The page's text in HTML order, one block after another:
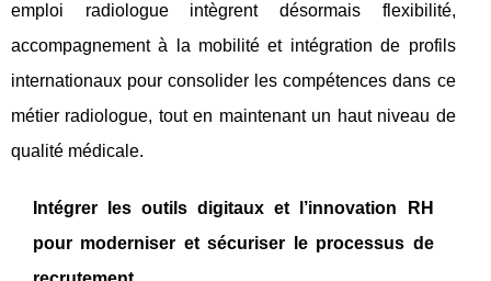
emploi radiologue intègrent désormais flexibilité,
accompagnement à la mobilité et intégration de profils
internationaux pour consolider les compétences dans ce
métier radiologue, tout en maintenant un haut niveau de
qualité médicale.
Intégrer les outils digitaux et l’innovation RH
pour moderniser et sécuriser le processus de